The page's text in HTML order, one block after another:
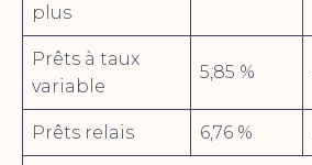
plus
Prêts à taux
variable
5,85 %
Prêts relais 6,76 %